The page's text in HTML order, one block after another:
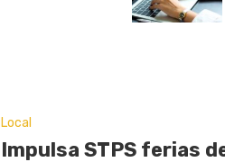
Local
Impulsa STPS ferias